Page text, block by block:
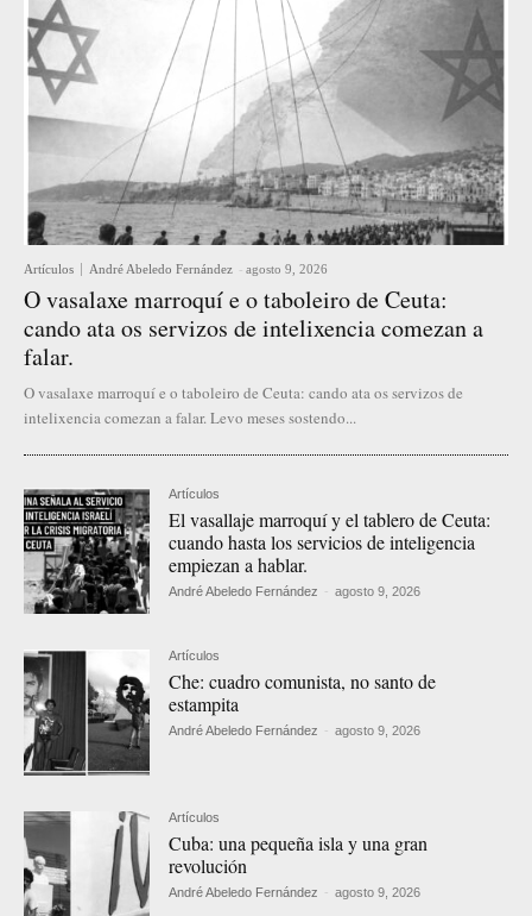
Artículos André Abeledo Fernández - agosto 9, 2026
O vasalaxe marroquí e o taboleiro de Ceuta:
cando ata os servizos de intelixencia comezan a
falar.
O vasalaxe marroquí e o taboleiro de Ceuta: cando ata os servizos de
intelixencia comezan a falar. Levo meses sostendo...
Artículos
El vasallaje marroquí y el tablero de Ceuta:
cuando hasta los servicios de inteligencia
empiezan a hablar.
André Abeledo Fernández - agosto 9, 2026
Artículos
Che: cuadro comunista, no santo de
estampita
André Abeledo Fernández - agosto 9, 2026
Artículos
Cuba: una pequeña isla y una gran
revolución
André Abeledo Fernández - agosto 9, 2026